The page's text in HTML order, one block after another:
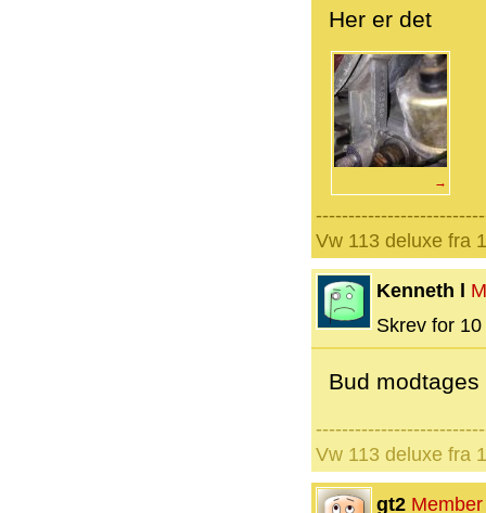
Her er det
→
Vw 113 deluxe fra
Kenneth l
Skrev for
Bud modtages
Vw 113 deluxe fra
gt2 Member